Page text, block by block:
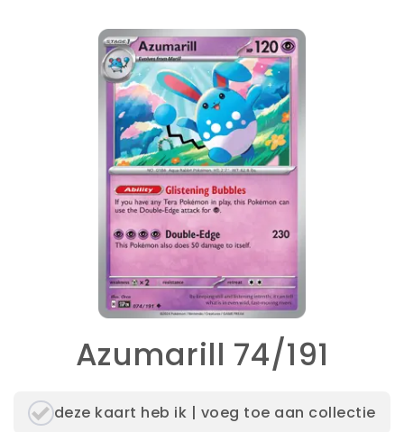
Azumarill 74/191
deze kaart heb ik | voeg toe aan collectie